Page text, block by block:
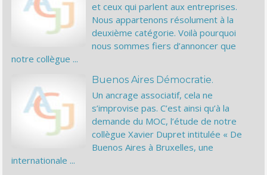
et ceux qui parlent aux entreprises.
Nous appartenons résolument à la
deuxième catégorie. Voilà pourquoi
nous sommes fiers d’annoncer que
notre collègue ...
Buenos Aires Démocratie.
Un ancrage associatif, cela ne
s’improvise pas. C’est ainsi qu’à la
demande du MOC, l’étude de notre
collègue Xavier Dupret intitulée « De
Buenos Aires à Bruxelles, une
internationale ...